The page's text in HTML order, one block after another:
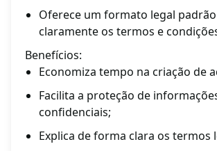
Oferece um formato legal
claramente os termos e
Benefícios:
Economiza tempo na criação de
Facilita a proteção de
confidenciais;
Explica de forma clara os termos